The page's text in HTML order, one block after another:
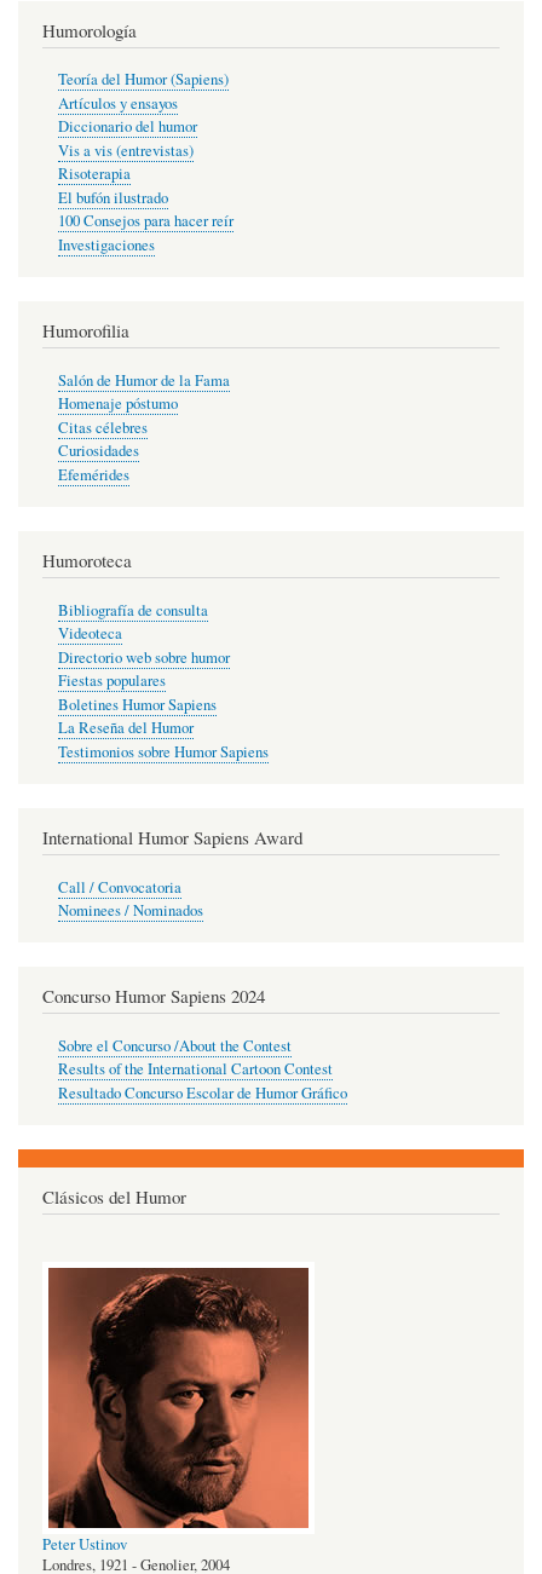
Humorología
Teoría del Humor (Sapiens)
Artículos y ensayos
Diccionario del humor
Vis a vis (entrevistas)
Risoterapia
El bufón ilustrado
100 Consejos para hacer reír
Investigaciones
Humorofilia
Salón de Humor de la Fama
Homenaje póstumo
Citas célebres
Curiosidades
Efemérides
Humoroteca
Bibliografía de consulta
Videoteca
Directorio web sobre humor
Fiestas populares
Boletines Humor Sapiens
La Reseña del Humor
Testimonios sobre Humor Sapiens
International Humor Sapiens Award
Call / Convocatoria
Nominees / Nominados
Concurso Humor Sapiens 2024
Sobre el Concurso /About the Contest
Results of the International Cartoon Contest
Resultado Concurso Escolar de Humor Gráfico
Clásicos del Humor
Peter Ustinov
Londres, 1921 - Genolier, 2004